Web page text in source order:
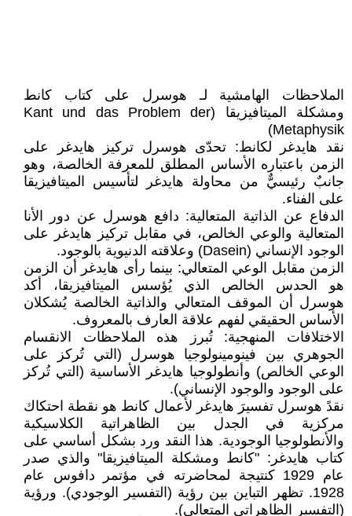
الملاحظات الهامشية لـ هوسرل على كتاب كانط
ومشكلة الميتافيزيقا (Kant und das Problem der
Metaphysik)
نقد هايدغر لكانط: تحدّى هوسرل تركيز هايدغر على
الزمن باعتباره الأساس المطلق للمعرفة الخالصة، وهو
جانبٌ رئيسيٌّ من محاولة هايدغر لتأسيس الميتافيزيقا
على الفناء.
الدفاع عن الذاتية المتعالية: دافع هوسرل عن دور الأنا
المتعالية والوعي الخالص، في مقابل تركيز هايدغر على
الوجود الإنساني (Dasein) وعلاقته الدنيوية بالوجود.
الزمن مقابل الوعي المتعالي: بينما رأى هايدغر أن الزمن
هو الحدس الخالص الذي يُؤسس الميتافيزيقا، أكد
هوسرل أن الموقف المتعالي والذاتية الخالصة يُشكلان
الأساس الحقيقي لفهم علاقة العارف بالمعروف.
الاختلافات المنهجية: تُبرز هذه الملاحظات الانقسام
الجوهري بين فينومينولوجيا هوسرل (التي تُركز على
الوعي الخالص) وأنطولوجيا هايدغر الأساسية (التي تُركز
على الوجود والوجود الإنساني).
نقدً هوسرل تفسيرَ هايدغر لأعمال كانط هو نقطة احتكاك
مركزية في الجدل بين الظاهراتية الكلاسيكية
والأنطولوجيا الوجودية. هذا النقد ورد بشكل أساسي على
كتاب هايدغر: "كانط ومشكلة الميتافيزيقا" والذي صدر
عام 1929 كنتيجة لمحاضرته في مؤتمر دافوس عام
1928. تظهر التباين بين رؤية (التفسير الوجودي). ورؤية
(التفسير الظاهراتي المتعالي).